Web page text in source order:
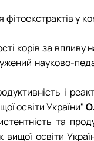
у
корів за впливу
науково-
і
освіти України"
та
освіти